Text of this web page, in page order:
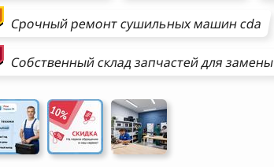
Срочный ремонтсушильных машинcda
Собственный склад запчастей для замены